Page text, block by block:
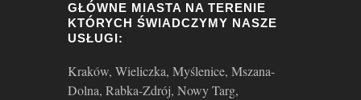
GŁÓWNE MIASTA NA TERENIE
KTÓRYCH ŚWIADCZYMY NASZE
USŁUGI:
Kraków, Wieliczka, Myślenice, Mszana-
Dolna, Rabka-Zdrój, Nowy Targ,